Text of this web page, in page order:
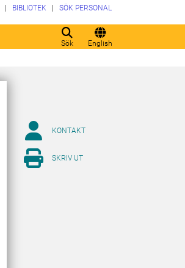
Sök English
BIBLIOTEK SÖK PERSONAL
KONTAKT
SKRIV UT